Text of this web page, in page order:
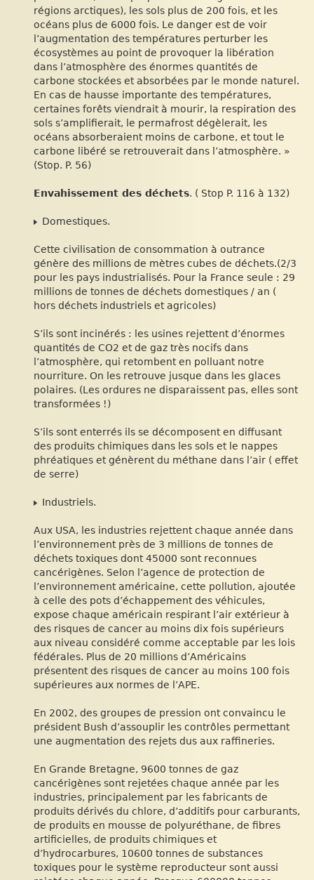
régions arctiques), les sols plus de 200 fois, et les
océans plus de 6000 fois. Le danger est de voir
l’augmentation des températures perturber les
écosystèmes au point de provoquer la libération
dans l’atmosphère des énormes quantités de
carbone stockées et absorbées par le monde naturel.
En cas de hausse importante des températures,
certaines forêts viendrait à mourir, la respiration des
sols s’amplifierait, le permafrost dégèlerait, les
océans absorberaient moins de carbone, et tout le
carbone libéré se retrouverait dans l’atmosphère. »
(Stop. P. 56)
Envahissement des déchets. ( Stop P. 116 à 132)
Domestiques.
Cette civilisation de consommation à outrance
génère des millions de mètres cubes de déchets.(2/3
pour les pays industrialisés. Pour la France seule : 29
millions de tonnes de déchets domestiques / an (
hors déchets industriels et agricoles)
S’ils sont incinérés : les usines rejettent d’énormes
quantités de CO2 et de gaz très nocifs dans
l’atmosphère, qui retombent en polluant notre
nourriture. On les retrouve jusque dans les glaces
polaires. (Les ordures ne disparaissent pas, elles sont
transformées !)
S’ils sont enterrés ils se décomposent en diffusant
des produits chimiques dans les sols et le nappes
phréatiques et génèrent du méthane dans l’air ( effet
de serre)
Industriels.
Aux USA, les industries rejettent chaque année dans
l’environnement près de 3 millions de tonnes de
déchets toxiques dont 45000 sont reconnues
cancérigènes. Selon l’agence de protection de
l’environnement américaine, cette pollution, ajoutée
à celle des pots d’échappement des véhicules,
expose chaque américain respirant l’air extérieur à
des risques de cancer au moins dix fois supérieurs
aux niveau considéré comme acceptable par les lois
fédérales. Plus de 20 millions d’Américains
présentent des risques de cancer au moins 100 fois
supérieures aux normes de l’APE.
En 2002, des groupes de pression ont convaincu le
président Bush d’assouplir les contrôles permettant
une augmentation des rejets dus aux raffineries.
En Grande Bretagne, 9600 tonnes de gaz
cancérigènes sont rejetées chaque année par les
industries, principalement par les fabricants de
produits dérivés du chlore, d’additifs pour carburants,
de produits en mousse de polyuréthane, de fibres
artificielles, de produits chimiques et
d’hydrocarbures, 10600 tonnes de substances
toxiques pour le système reproducteur sont aussi